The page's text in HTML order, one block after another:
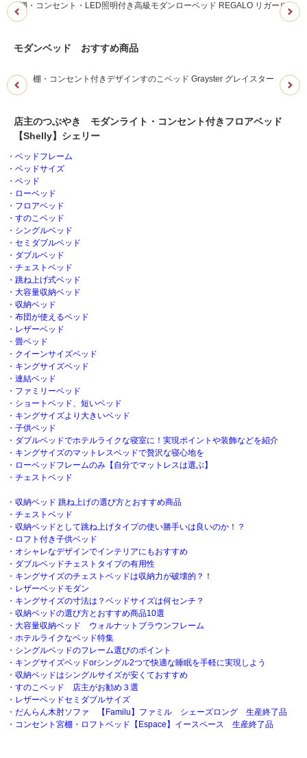
棚・コンセント・LED照明付き高級モダンローベッド REGALO リガーロ
モダンベッド おすすめ商品
棚・コンセント付きデザインすのこベッド Grayster グレイスター モ
店主のつぶやき モダンライト・コンセント付きフロアベッド
【Shelly】シェリー
・ ベッドフレーム
・ ベッドサイズ
・ ベッド
・ ローベッド
・ フロアベッド
・ すのこベッド
・ シングルベッド
・ セミダブルベッド
・ ダブルベッド
・ チェストベッド
・ 跳ね上げ式ベッド
・ 大容量収納ベッド
・ 収納ベッド
・ 布団が使えるベッド
・ レザーベッド
・ 畳ベッド
・ クイーンサイズベッド
・ キングサイズベッド
・ 連結ベッド
・ ファミリーベッド
・ ショートベッド、短いベッド
・ キングサイズより大きいベッド
・ 子供ベッド
・ ダブルベッドでホテルライクな寝室に！実現ポイントや装飾などを紹介
・ キングサイズのマットレスベッドで贅沢な寝心地を
・ ローベッドフレームのみ【自分でマットレスは選ぶ】
・ チェストベッド
・ 収納ベッド 跳ね上げの選び方とおすすめ商品
・ チェストベッド
・ 収納ベッドとして跳ね上げタイプの使い勝手いは良いのか！？
・ ロフト付き子供ベッド
・ オシャレなデザインでインテリアにもおすすめ
・ ダブルベッドチェストタイプの有用性
・ キングサイズのチェストベッドは収納力が破壊的？！
・ レザーベッドモダン
・ キングサイズの寸法は？ベッドサイズは何センチ？
・ 収納ベッドの選び方とおすすめ商品10選
・ 大容量収納ベッド ウォルナットブラウンフレーム
・ ホテルライクなベッド特集
・ シングルベッドのフレーム選びのポイント
・ キングサイズベッドorシングル2つで快適な睡眠を手軽に実現しよう
・ 収納ベッドはシングルサイズが安くておすすめ
・ すのこベッド 店主がお勧め３選
・ レザーベッドセミダブルサイズ
・ だんらん木肘ソファ 【Familu】ファミル シェーズロング 生産終了品
・ コンセント宮棚・ロフトベッド【Espace】イースペース 生産終了品